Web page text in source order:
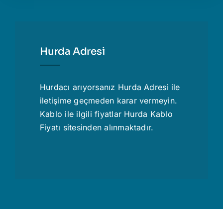
Hurda Adresi
Hurdacı arıyorsanız Hurda Adresi ile
iletişime geçmeden karar vermeyin.
Kablo ile ilgili fiyatlar Hurda Kablo
Fiyatı sitesinden alınmaktadır.